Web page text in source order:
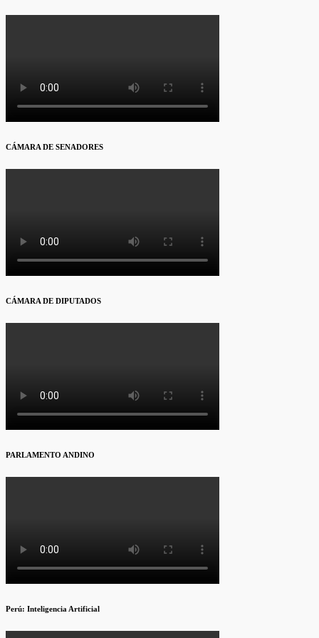
CÁMARA DE SENADORES
CÁMARA DE DIPUTADOS
PARLAMENTO ANDINO
Perú: Inteligencia Artificial